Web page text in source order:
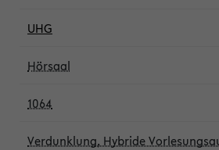
UHG
Hörsaal
1064
Verdunklung, Hybride